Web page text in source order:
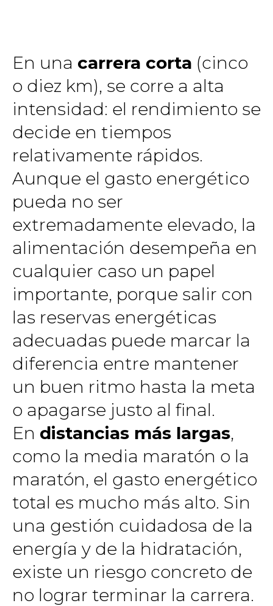
En una carrera corta (cinco
o diez km), se corre a alta
intensidad: el rendimiento se
decide en tiempos
relativamente rápidos.
Aunque el gasto energético
pueda no ser
extremadamente elevado, la
alimentación desempeña en
cualquier caso un papel
importante, porque salir con
las reservas energéticas
adecuadas puede marcar la
diferencia entre mantener
un buen ritmo hasta la meta
o apagarse justo al final.
En distancias más largas,
como la media maratón o la
maratón, el gasto energético
total es mucho más alto. Sin
una gestión cuidadosa de la
energía y de la hidratación,
existe un riesgo concreto de
no lograr terminar la carrera.